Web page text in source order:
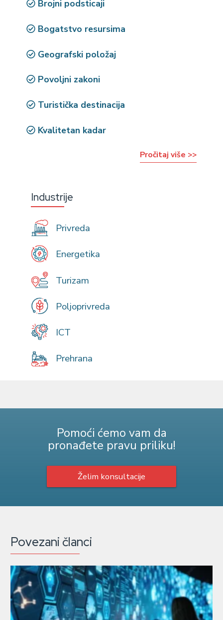
Brojni podsticaji
Bogatstvo resursima
Geografski položaj
Povoljni zakoni
Turistička destinacija
Kvalitetan kadar
Pročitaj više >>
Industrije
Privreda
Energetika
Turizam
Poljoprivreda
ICT
Prehrana
Pomoći ćemo vam da
pronađete pravu priliku!
Želim konsultacije
Povezani članci